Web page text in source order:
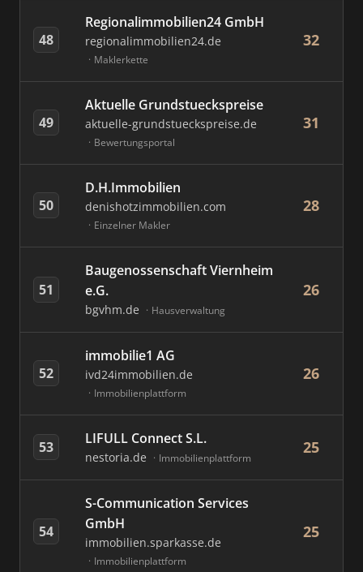
48
Regionalimmobilien24 GmbH
regionalimmobilien24.de
Maklerkette
32
49
Aktuelle Grundstueckspreise
aktuelle-grundstueckspreise.de
Bewertungsportal
31
50
D.H.Immobilien
denishotzimmobilien.com
Einzelner Makler
28
51
Baugenossenschaft Viernheim
e.G.
bgvhm.de Hausverwaltung
26
52
immobilie1 AG
ivd24immobilien.de
Immobilienplattform
26
53 LIFULL Connect S.L.
nestoria.de Immobilienplattform
25
54
S-Communication Services
GmbH
immobilien.sparkasse.de
Immobilienplattform
25